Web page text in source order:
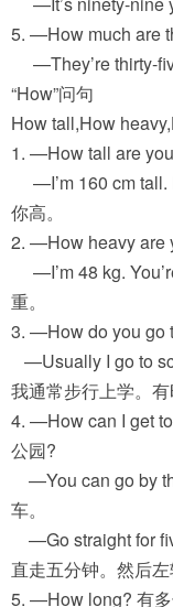
5. —How much are
—They’re thirty-
“How”问句
How tall,How
1. —How tall are
—I’m 160 cm tall.
你高。
2. —How heavy are
—I’m 48 kg.
重。
3. —How do you go
—Usually I go to
我通常步行上学。有
4. —How can I get
公园?
—You can go by
车。
—Go straight for
直走五分钟。然后左
5. —How long? 有